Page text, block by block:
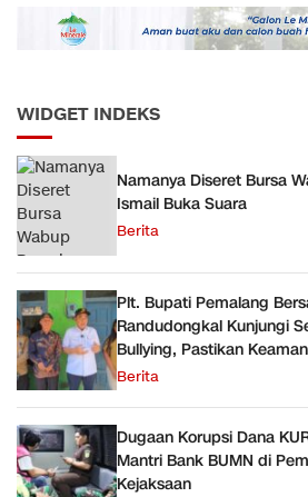
Semester
WIDGET INDEKS
Namanya Diseret Bursa
Ismail Buka Suara
Berita
Plt. Bupati Pemalang
Randudongkal Kunjungi
Bullying, Pastikan
Berita
Dugaan Korupsi Dana
Mantri Bank BUMN di
Kejaksaan